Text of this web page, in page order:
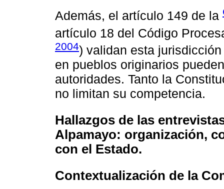
Además, el artículo 149 de la
artículo 18 del Código
2004) validan esta
en pueblos originarios
autoridades. Tanto la
no limitan su competencia.
Hallazgos de las
Alpamayo: organización,
con el Estado.
Contextualización de la